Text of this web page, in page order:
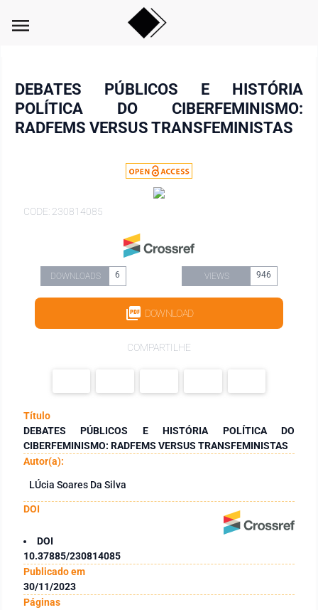
menu
DEBATES PÚBLICOS E HISTÓRIA
POLÍTICA DO CIBERFEMINISMO:
RADFEMS VERSUS TRANSFEMINISTAS
CODE: 230814085
DOWNLOADS 6 VIEWS 946
DOWNLOAD
COMPARTILHE
Título
DEBATES PÚBLICOS E HISTÓRIA POLÍTICA DO
CIBERFEMINISMO: RADFEMS VERSUS TRANSFEMINISTAS
Autor(a):
LÚcia Soares Da Silva
DOI
DOI
10.37885/230814085
Publicado em
30/11/2023
Páginas